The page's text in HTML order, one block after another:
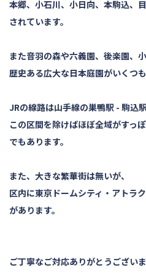
本郷、小石川、小日向、本駒込、
されています。
また音羽の森や六義園、後楽園、
歴史ある広大な日本庭園がいくつ
JRの線路は山手線の巣鴨駅 - 駒込
この区間を除けばほぼ全域がすっ
でもあります。
また、大きな繁華街は無いが、
区内に東京ドームシティ・アトラ
があります。
ご丁寧なご対応ありがとうございま